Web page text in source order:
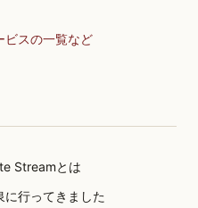
ビスの一覧など
Streamとは
に行ってきました